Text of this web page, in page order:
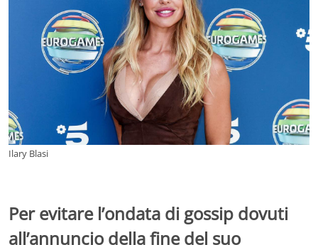
Ilary Blasi
Per evitare l’ondata di gossip dovuti
all’annuncio della fine del suo